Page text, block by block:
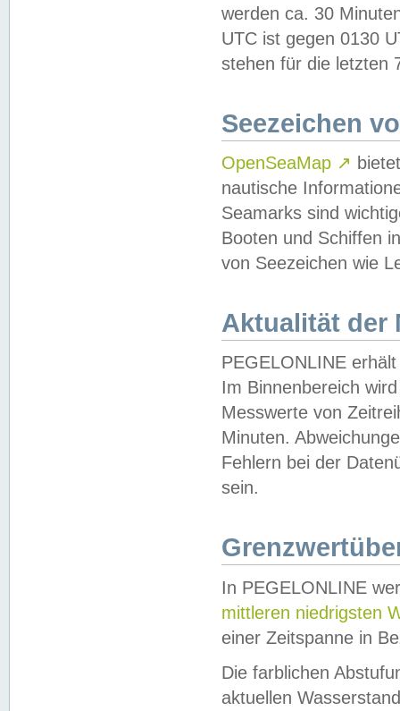
werden ca. 30
UTC ist gegen 0130
stehen für die letzten
Seezeichen
OpenSeaMap ↗
nautische
Seamarks sind
Booten und Schiffen
von Seezeichen wie
Aktualität der
PEGELONLINE
Im Binnenbereich
Messwerte von
Minuten.
Fehlern bei der
sein.
In PEGELONLINE
mittleren niedrigsten
einer Zeitspanne in
Die farblichen
aktuellen